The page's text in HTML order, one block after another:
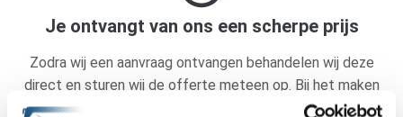
Je ontvangt van ons een scherpe prijs
Zodra wij een aanvraag ontvangen behandelen wij deze
direct en sturen wij de offerte meteen op. Bij het maken
van deze offerte berekenen wij altijd de scherpste prijs